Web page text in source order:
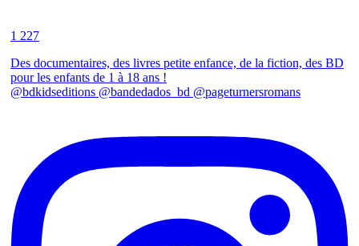
1 227
Des documentaires, des livres petite enfance, de la fiction, des BD
pour les enfants de 1 à 18 ans !
@bdkidseditions @bandedados_bd @pageturnersromans